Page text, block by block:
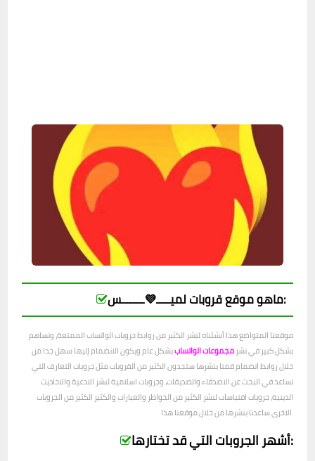
ماهو موقع قروبات لميـــــ💜ــــــــس:
موقعنا المتواضع هذا أنشئناه لنشر الكثير من روابط جروبات الواتساب الممتعة، ونساهم
بشكل كبير في نشر مجموعات الواتساببشكل عام ويكون الانضمام إليها سهل جدا من
خلال روابط انضمام قمنا بنشرها ستجدون الكثير من القروبات مثل جروبات التعارف التي
تساعد في البحث عن الاصدقاء والصديقات، وجروبات اسلامية لنشر الادعية والاحاديث
الدينية، جروبات اقتباسات لنشر الكثير من الخواطر والعبارات والكثير الكثير من الجروبات
أشهر الجروبات التي قد تختارها: